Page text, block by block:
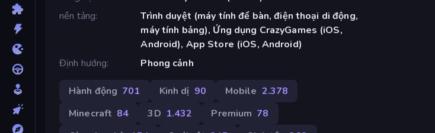
nền tảng
Trình duyệt (máy tính để bàn, điện thoại di động,
máy tính bảng), Ứng dụng CrazyGames (iOS,
Android), App Store (iOS, Android)
Định hướng
Phong cảnh
Hành động 701 Kinh dị 90 Mobile 2.378
Minecraft 84 3D 1.432 Premium 78